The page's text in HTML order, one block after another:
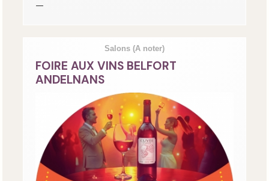
—
Salons (A noter)
FOIRE AUX VINS BELFORT
ANDELNANS